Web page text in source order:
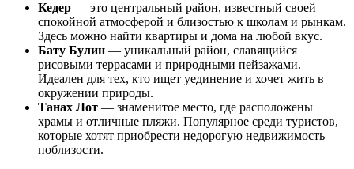
Кедер — это центральный район, известный своей
спокойной атмосферой и близостью к школам и рынкам.
Здесь можно найти квартиры и дома на любой вкус.
Бату Булин — уникальный район, славящийся
рисовыми террасами и природными пейзажами.
Идеален для тех, кто ищет уединение и хочет жить в
окружении природы.
Танах Лот — знаменитое место, где расположены
храмы и отличные пляжи. Популярное среди туристов,
которые хотят приобрести недорогую недвижимость
поблизости.